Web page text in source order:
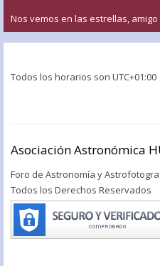
Nos vemos en las estrellas, amigo
Todos los horarios son UTC+01:00
Asociación Astronómica
Foro de Astronomía y
Todos los Derechos Reservados